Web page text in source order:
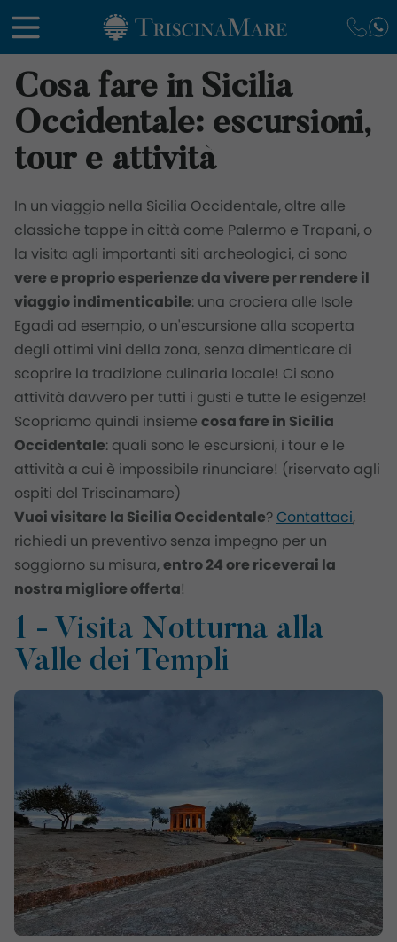
Cosa fare in Sicilia
Occidentale: escursioni,
tour e attività
In un viaggio nella Sicilia Occidentale, oltre alle
classiche tappe in città come Palermo e Trapani, o
la visita agli importanti siti archeologici, ci sono
vere e proprio esperienze da vivere per rendere il
viaggio indimenticabile: una crociera alle Isole
Egadi ad esempio, o un'escursione alla scoperta
degli ottimi vini della zona, senza dimenticare di
scoprire la tradizione culinaria locale! Ci sono
attività davvero per tutti i gusti e tutte le esigenze!
Scopriamo quindi insieme cosa fare in Sicilia
Occidentale: quali sono le escursioni, i tour e le
attività a cui è impossibile rinunciare! (riservato agli
ospiti del Triscinamare)
Vuoi visitare la Sicilia Occidentale?Contattaci,
richiedi un preventivo senza impegno per un
soggiorno su misura,entro 24 ore riceverai la
nostra migliore offerta!
1 - Visita Notturna alla
Valle dei Templi